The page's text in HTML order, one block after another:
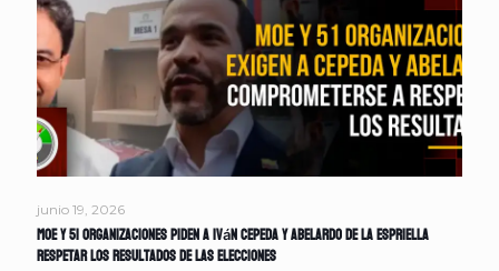
junio 19, 2026
MOE y 51 organizaciones piden a Iván Cepeda y Abelardo de la Espriella
respetar los resultados de las elecciones